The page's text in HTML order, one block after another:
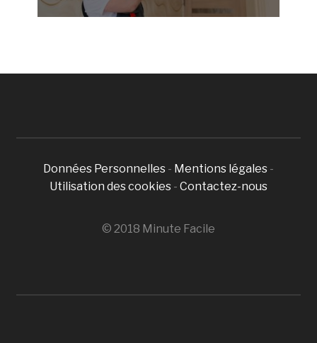
Données Personnelles - Mentions légales -
Utilisation des cookies - Contactez-nous
© 2018 Minute Facile